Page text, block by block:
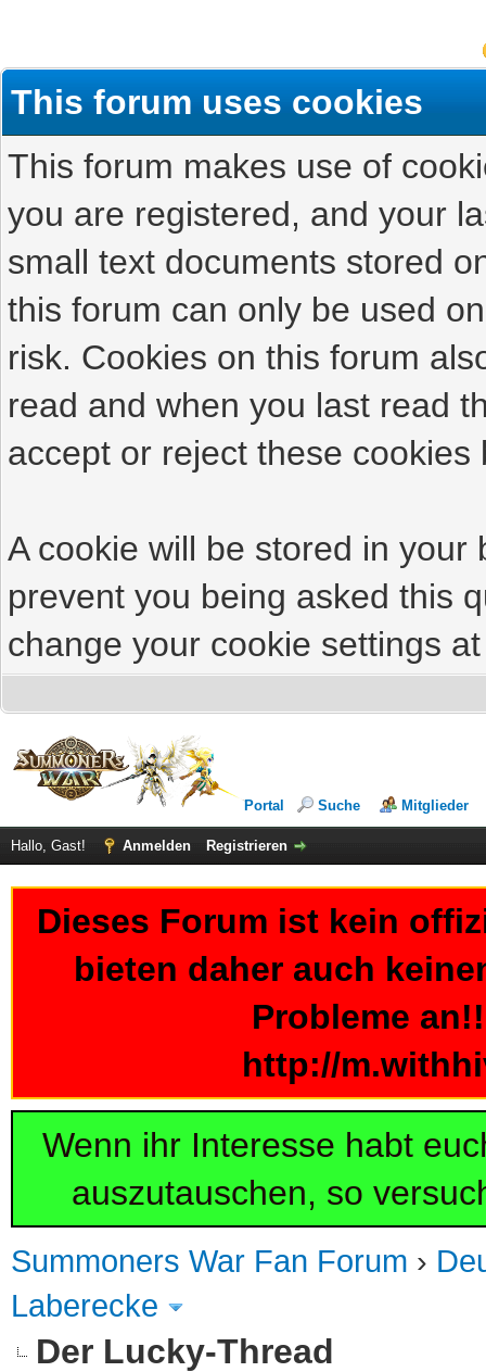
This forum uses cookies
This forum makes use of
you are registered, and your
small text documents stored
this forum can only be used
risk. Cookies on this forum
read and when you last read
accept or reject these cookies
A cookie will be stored in
prevent you being asked this
change your cookie settings
Portal Suche Mitglieder
Hallo, Gast! Anmelden Registrieren
Dieses Forum ist kein
bieten daher auch
Probleme
http://
Wenn ihr Interesse habt
auszutauschen, so
Summoners War Fan Forum ›
Laberecke
Der Lucky-Thread